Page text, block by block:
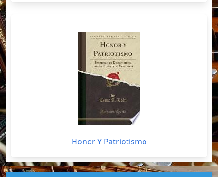
Honor Y Patriotismo